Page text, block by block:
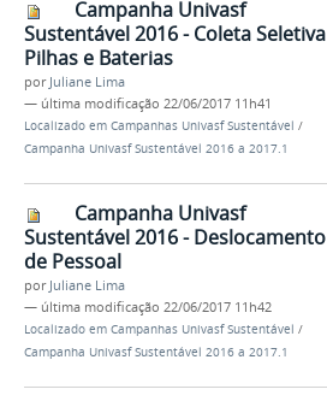
Campanha Univasf
Sustentável 2016 - Coleta Seletiva
Pilhas e Baterias
por Juliane Lima
— última modificação 22/06/2017 11h41
Localizado em Campanhas Univasf Sustentável /
Campanha Univasf Sustentável 2016 a 2017.1
Campanha Univasf
Sustentável 2016 - Deslocamento
de Pessoal
por Juliane Lima
— última modificação 22/06/2017 11h42
Localizado em Campanhas Univasf Sustentável /
Campanha Univasf Sustentável 2016 a 2017.1